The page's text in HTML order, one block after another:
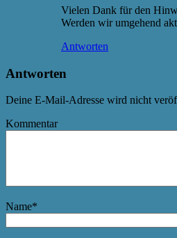
Vielen Dank für den
Werden wir umgehend
Antworten
Antworten
Deine E-Mail-Adresse wird nicht
Kommentar
Name*